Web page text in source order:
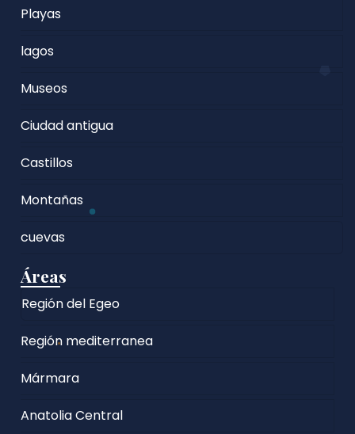
Playas
lagos
Museos
Ciudad antigua
Castillos
Montañas
cuevas
Áreas
Región del Egeo
Región mediterranea
Mármara
Anatolia Central